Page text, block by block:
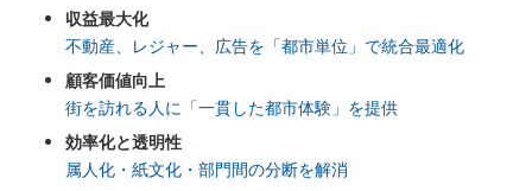
収益最大化
不動産、レジャー、広告を「都市単位」で統合最適化
顧客価値向上
街を訪れる人に「一貫した都市体験」を提供
効率化と透明性
属人化・紙文化・部門間の分断を解消